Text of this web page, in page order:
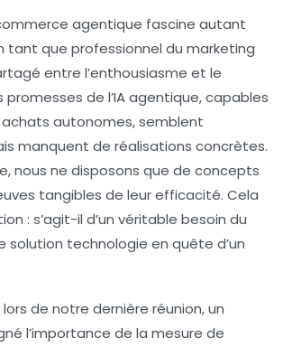
agentique fascine autant
tant que professionnel du marketing
entre l’enthousiasme et le
promesses de l’IA agentique, capables
autonomes, semblent
manquent de réalisations concrètes.
nous ne disposons que de concepts
tangibles de leur efficacité. Cela
: s’agit-il d’un véritable besoin du
solution technologie en quête d’un
lors de notre dernière réunion, un
l’importance de la mesure de